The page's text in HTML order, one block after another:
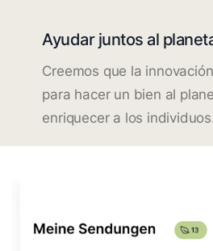
Ayudar juntos al
Creemos que la
para hacer un bien al
enriquecer a los